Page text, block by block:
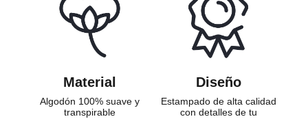
Material
Algodón 100% suave y
transpirable
Diseño
Estampado de alta calidad
con detalles de tu